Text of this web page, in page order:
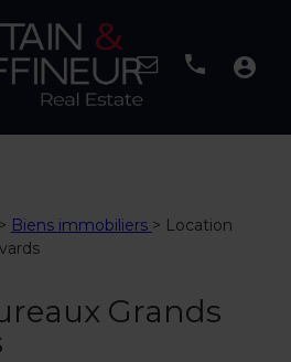
account_circle
> Biens immobiliers > Location
Grands